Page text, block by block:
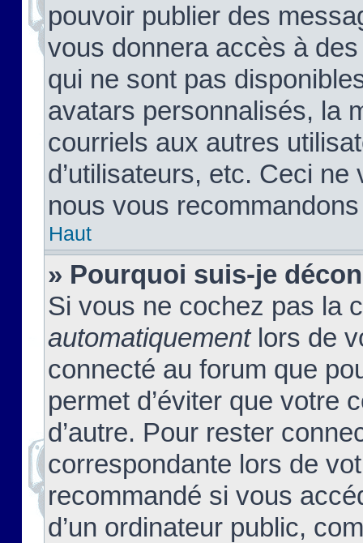
pouvoir publier des
vous donnera accès à
qui ne sont pas
avatars personnalisés, la
courriels aux autres
d’utilisateurs, etc. Ceci
nous vous
Haut
» Pourquoi suis-je
Si vous ne cochez pas la
automatiquementlors de
connecté au forum que
permet d’éviter que votre
d’autre. Pour rester
correspondante lors de
recommandé si vous
d’un ordinateur public,